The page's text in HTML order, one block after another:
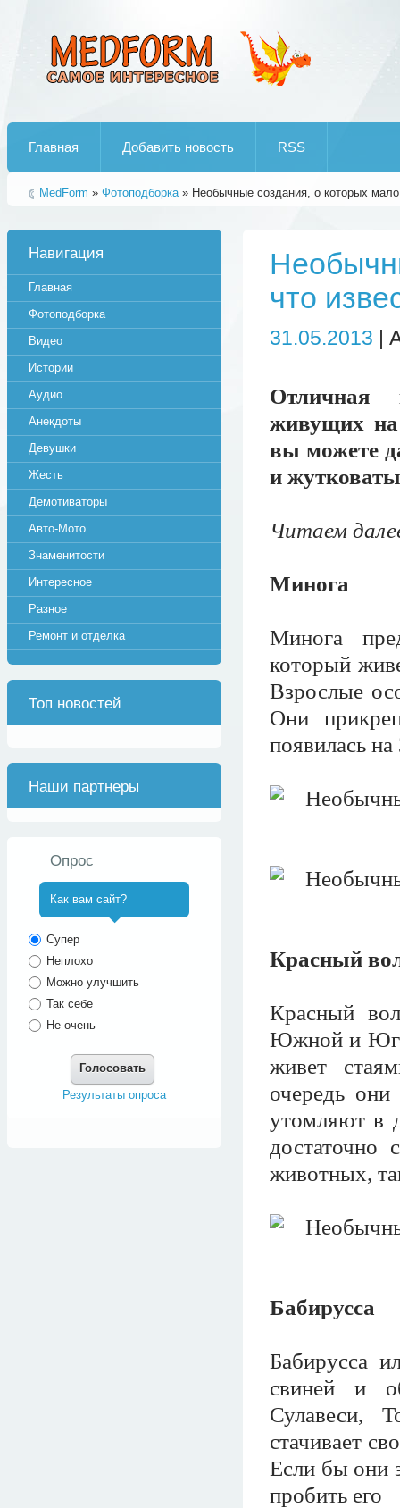
Главная Добавить новость RSS
MedForm » Фотоподборка» Необычные создания, о которых мало
что
31.05.2013 |
Отличная
живущих на
вы можете
и
Читаем
Минога
Минога
который
Взрослые
Они
появилась
Красный
Красный
Южной и
живет
очередь
утомляют в
достаточно
животных,
Бабирусса
Бабирусса
свиней и
Сулавеси,
стачивает
Если бы они
пробить его
Навигация
Главная
Фотоподборка
Видео
Истории
Аудио
Анекдоты
Девушки
Жесть
Демотиваторы
Авто-Мото
Знаменитости
Интересное
Разное
Ремонт и отделка
Топ новостей
Наши партнеры
Опрос
Как вам сайт?
Супер
Неплохо
Можно улучшить
Так себе
Не очень
Голосовать
Результаты опроса